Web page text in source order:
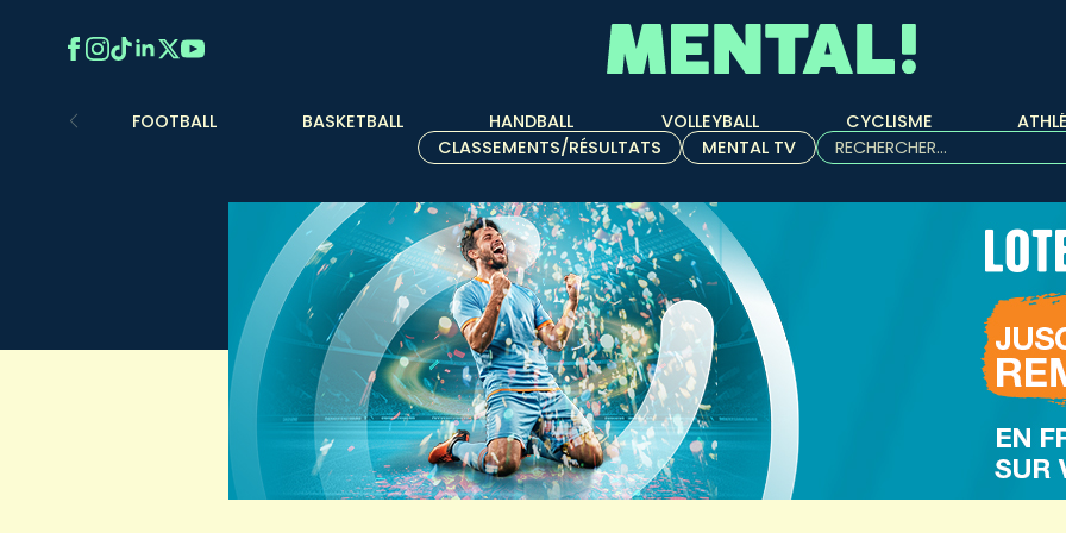
FOOTBALL BASKETBALL HANDBALL VOLLEYBALL CYCLISME
CLASSEMENTS/RÉSULTATS
MENTAL TV
Rechercher :